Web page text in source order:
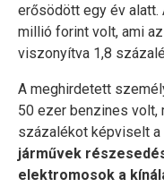
erősödött egy év alatt.
millió forint volt, ami
viszonyítva 1,8
A meghirdetett
50 ezer benzines volt,
százalékot képviselt a
járművek
elektromosok a